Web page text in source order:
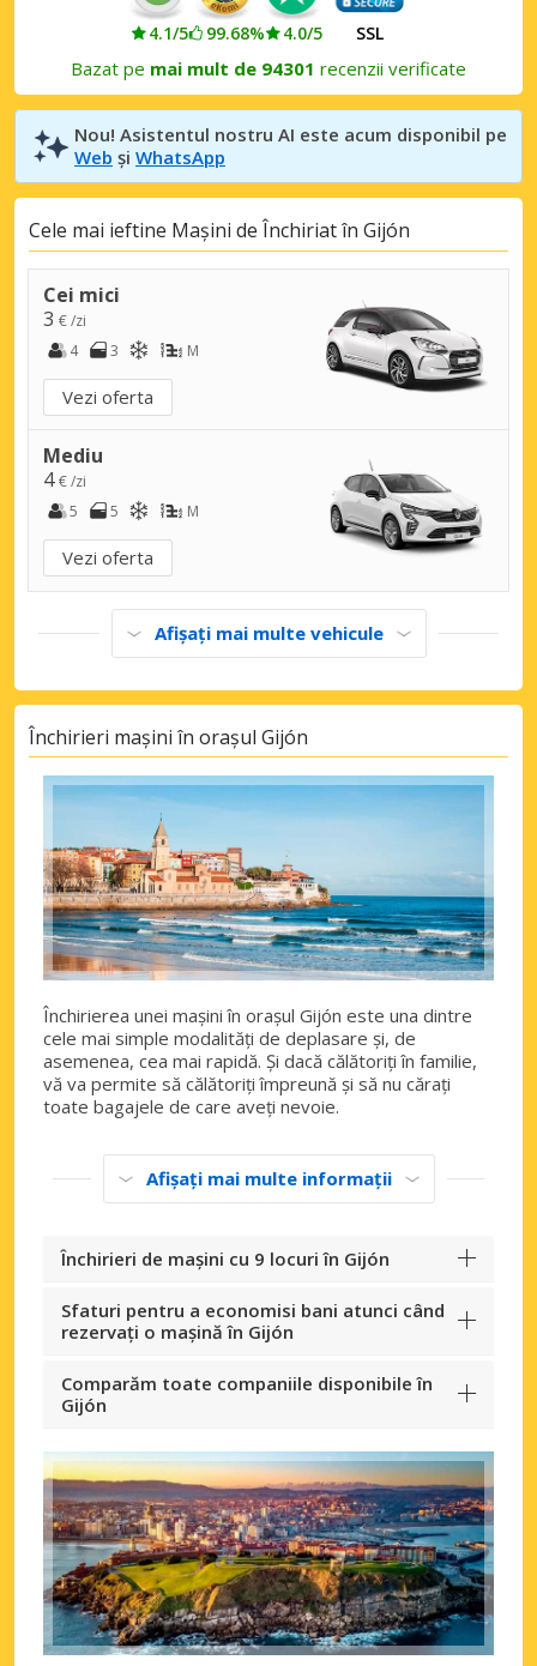
4.1/5 99.68% 4.0/5 SSL
Bazat pe mai mult de 94301 recenzii verificate
Nou! Asistentul nostru AI este acum disponibil pe
Web și WhatsApp
Cele mai ieftine Mașini de Închiriat în Gijón
Cei mici
3 € /zi
4
3 M
Vezi oferta
Mediu
4€ /zi
5
5 M
Vezi oferta
Afișați mai multe vehicule
Închirieri mașini în orașul Gijón
Închirierea unei mașini în orașul Gijón este una dintre
cele mai simple modalități de deplasare și, de
asemenea, cea mai rapidă. Și dacă călătoriți în familie,
vă va permite să călătoriți împreună și să nu cărați
toate bagajele de care aveți nevoie.
Afișați mai multe informații
Închirieri de mașini cu 9 locuri în Gijón
Sfaturi pentru a economisi bani atunci când
rezervați o mașină în Gijón
Comparăm toate companiile disponibile în
Gijón